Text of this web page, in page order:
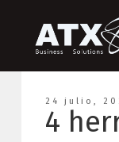
24 julio,
4